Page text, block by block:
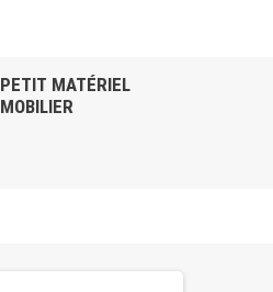
PETIT MATÉRIEL
MOBILIER